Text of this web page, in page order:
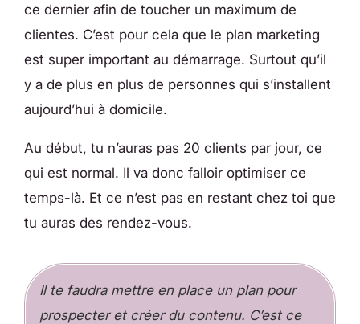
ce dernier afin de toucher un maximum de
clientes. C’est pour cela que le plan marketing
est super important au démarrage. Surtout qu’il
y a de plus en plus de personnes qui s’installent
aujourd’hui à domicile.
Au début, tu n’auras pas 20 clients par jour, ce
qui est normal. Il va donc falloir optimiser ce
temps-là. Et ce n’est pas en restant chez toi que
tu auras des rendez-vous.
Il te faudra mettre en place un plan pour
prospecter et créer du contenu. C’est ce